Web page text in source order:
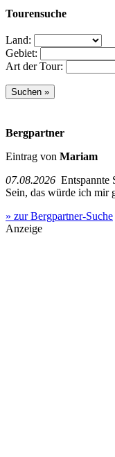
Tourensuche
Land:
Gebiet:
Art der Tour:
Bergpartner
Eintrag von Mariam
07.08.2026 Entspannte
Sein, das würde ich mir
» zur Bergpartner-Suche
Anzeige